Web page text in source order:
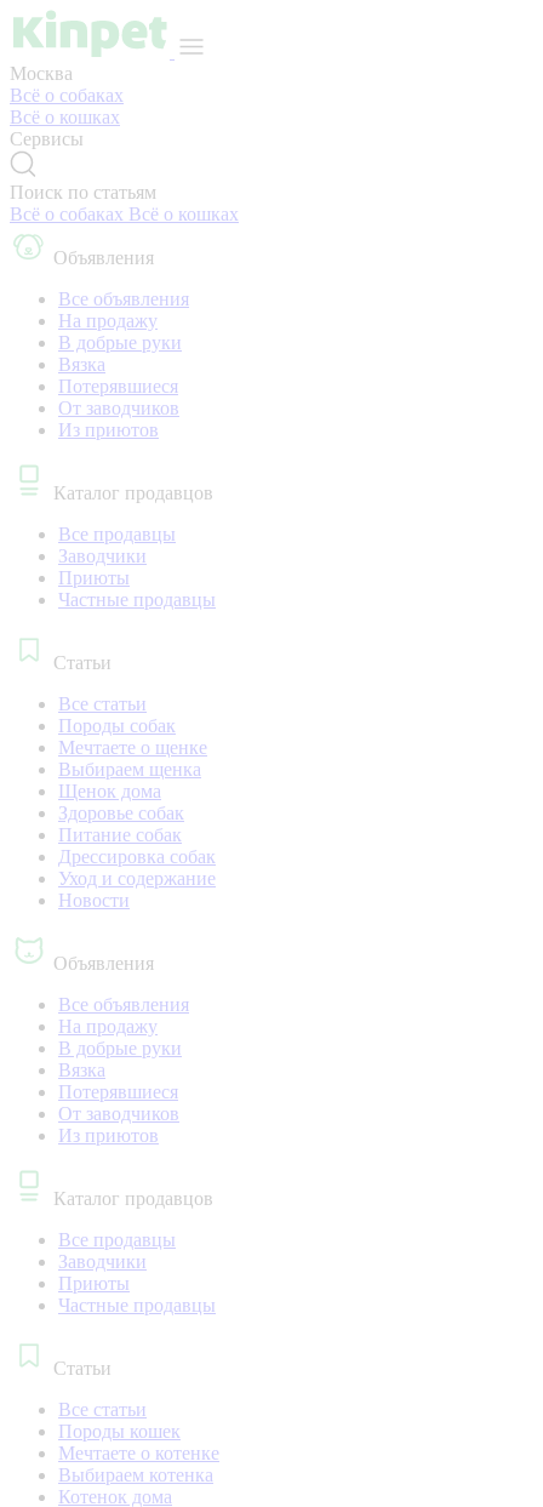
Москва
Всё о собаках
Всё о кошках
Сервисы
Поиск по статьям
Всё о собаках Всё о кошках
Объявления
Все объявления
На продажу
В добрые руки
Вязка
Потерявшиеся
От заводчиков
Из приютов
Каталог продавцов
Все продавцы
Заводчики
Приюты
Частные продавцы
Статьи
Все статьи
Породы собак
Мечтаете о щенке
Выбираем щенка
Щенок дома
Здоровье собак
Питание собак
Дрессировка собак
Уход и содержание
Новости
Объявления
Все объявления
На продажу
В добрые руки
Вязка
Потерявшиеся
От заводчиков
Из приютов
Каталог продавцов
Все продавцы
Заводчики
Приюты
Частные продавцы
Статьи
Все статьи
Породы кошек
Мечтаете о котенке
Выбираем котенка
Котенок дома